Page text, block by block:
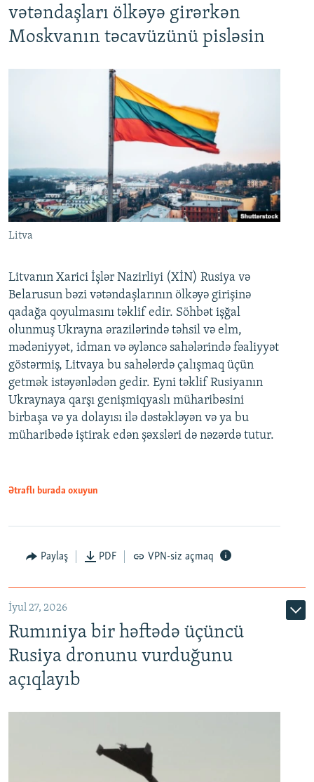
vətəndaşları ölkəyə girərkən
Moskvanın təcavüzünü pisləsin
Litva
Litvanın Xarici İşlər Nazirliyi (XİN) Rusiya və
Belarusun bəzi vətəndaşlarının ölkəyə girişinə
qadağa qoyulmasını təklif edir. Söhbət işğal
olunmuş Ukrayna ərazilərində təhsil və elm,
mədəniyyət, idman və əyləncə sahələrində fəaliyyət
göstərmiş, Litvaya bu sahələrdə çalışmaq üçün
getmək istəyənlədən gedir. Eyni təklif Rusiyanın
Ukraynaya qarşı genişmiqyaslı müharibəsini
birbaşa və ya dolayısı ilə dəstəkləyən və ya bu
müharibədə iştirak edən şəxsləri də nəzərdə tutur.
Ətraflı burada oxuyun
Paylaş PDF VPN-siz açmaq
İyul 27, 2026
Rumıniya bir həftədə üçüncü
Rusiya dronunu vurduğunu
açıqlayıb